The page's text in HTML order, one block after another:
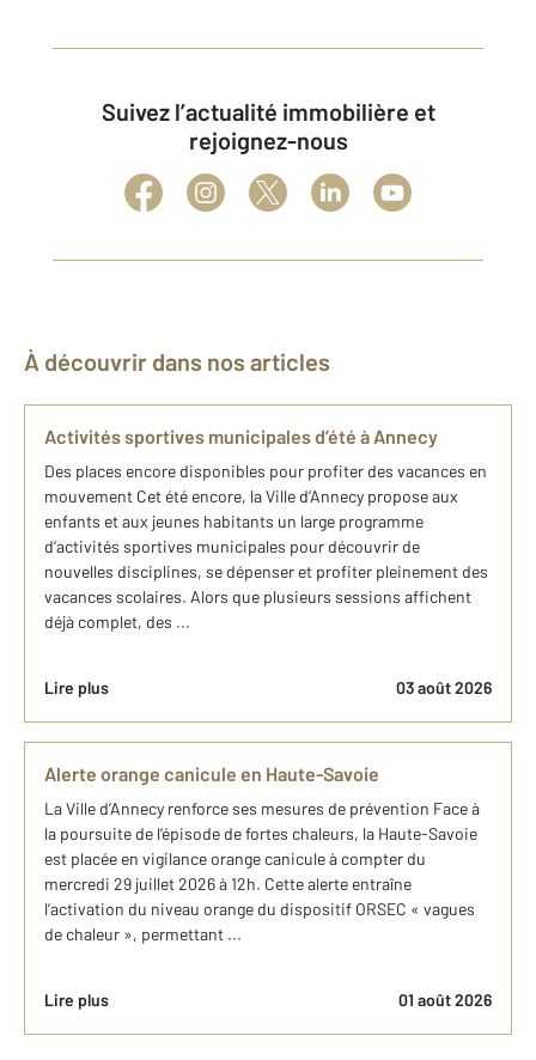
Suivez l’actualité immobilière et
rejoignez-nous
À découvrir dans nos articles
Activités sportives municipales d’été à Annecy
Des places encore disponibles pour profiter des vacances en
mouvement Cet été encore, la Ville d’Annecy propose aux
enfants et aux jeunes habitants un large programme
d’activités sportives municipales pour découvrir de
nouvelles disciplines, se dépenser et profiter pleinement des
vacances scolaires. Alors que plusieurs sessions affichent
déjà complet, des ...
Lire plus 03 août 2026
Alerte orange canicule en Haute-Savoie
La Ville d’Annecy renforce ses mesures de prévention Face à
la poursuite de l’épisode de fortes chaleurs, la Haute-Savoie
est placée en vigilance orange canicule à compter du
mercredi 29 juillet 2026 à 12h. Cette alerte entraîne
l’activation du niveau orange du dispositif ORSEC « vagues
de chaleur », permettant ...
Lire plus 01 août 2026